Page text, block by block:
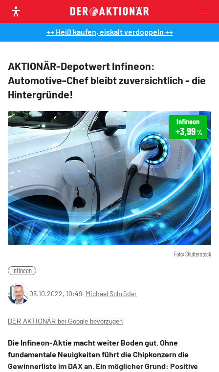
++ Heiß kaufen, eiskalt verdoppeln ++
AKTIONÄR-Depotwert Infineon:
Automotive-Chef bleibt zuversichtlich - die
Hintergründe!
Foto: Shutterstock
Infineon
+3,99%
Infineon
05.10.2022, 10:49‧ Michael Schröder
DER AKTIONÄR bei Google bevorzugen
Die Infineon-Aktie macht weiter Boden gut. Ohne
fundamentale Neuigkeiten führt die Chipkonzern die
Gewinnerliste im DAX an. Ein möglicher Grund: Positive